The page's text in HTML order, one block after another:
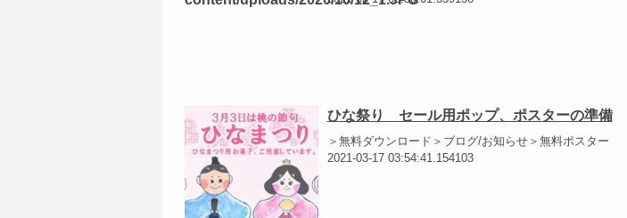
ひな祭り セール用ポップ、ポスターの準備
＞無料ダウンロード＞ブログ/お知らせ＞無料ポスター
2021-03-17 03:54:41.154103